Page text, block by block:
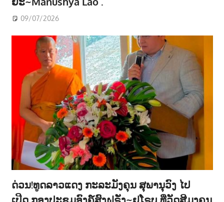
09/07/2026
ດ່ວນ!ທູດລາວແດງ ກະລະມັງຄຸນ ສຸພານຸວົງ ໄປ